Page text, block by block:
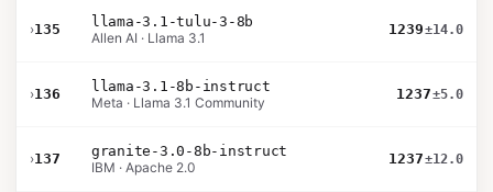
›135
llama-3.1-tulu-3-8b
Allen AI · Llama 3.1
1239±14.0
›136
llama-3.1-8b-instruct
Meta · Llama 3.1 Community
1237±5.0
›137
granite-3.0-8b-instruct
IBM · Apache 2.0
1237±12.0